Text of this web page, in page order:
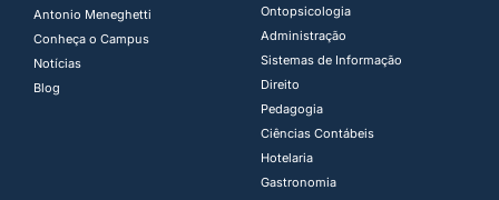
Antonio Meneghetti
Conheça o Campus
Notícias
Blog
Ontopsicologia ​
Administração​
Sistemas de Informação​
Direito​
Pedagogia
Ciências Contábeis
Hotelaria
Gastronomia